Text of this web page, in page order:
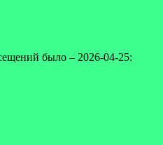
было – 2026-04-25: